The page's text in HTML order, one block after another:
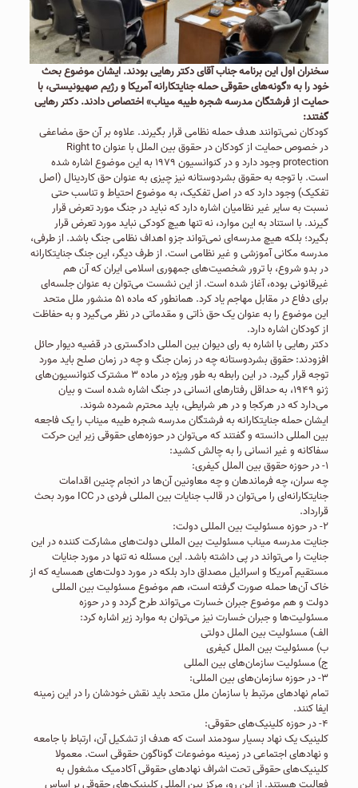
سخنران اول این برنامه جناب آقای دکتر رهایی بودند. ایشان موضوع بحث
خود را به «گونه‌های حقوقی حمله جنایتکارانه آمریکا و رژیم صهیونیستی، با
حمایت از فرشتگان مدرسه شجره طیبه میناب» اختصاص دادند. دکتر رهایی
گفتند:
کودکان نمی‌توانند هدف حمله نظامی قرار بگیرند. علاوه بر آن حق مضاعفی
در خصوص حمایت از کودکان در حقوق بین الملل با عنوان Right to
protection وجود دارد و در کنوانسیون ۱۹۷۹ به این موضوع اشاره شده
است. با توجه به حقوق بشردوستانه نیز چیزی به عنوان حق کاردینال (اصل
تفکیک) وجود دارد که در اصل تفکیک، به موضوع احتیاط و تناسب حتی
نسبت به سایر غیر نظامیان اشاره دارد که نباید در جنگ مورد تعرض قرار
گیرند. با استناد به این موارد، نه تنها هیچ کودکی نباید مورد تعرض قرار
بگیرد؛ بلکه هیچ مدرسه‌ای نمی‌تواند جزو اهداف نظامی جنگ باشد. از طرفی،
مدرسه مکانی آموزشی و غیر نظامی است. از طرف دیگر، این جنگ جنایتکارانه
در بدو شروع، با ترور شخصیت‌های جمهوری اسلامی ایران که آن هم
غیرقانونی بوده، آغاز شده است. از این نشست می‌توان به عنوان جلسه‌ای
برای دفاع در مقابل مهاجم یاد کرد. همانطور که ماده ۵۱ منشور ملل متحد
این موضوع را به عنوان یک حق ذاتی و مقدماتی در نظر می‌گیرد و به حفاظت
از کودکان اشاره دارد.
دکتر رهایی با اشاره به رای دیوان بین المللی دادگستری در قضیه دیوار حائل
افزودند: حقوق بشردوستانه چه در زمان جنگ و چه در زمان صلح باید مورد
توجه قرار گیرد. در این رابطه به طور ویژه در ماده ۳ مشترک کنوانسیون‌های
ژنو ۱۹۴۹، به حداقل رفتارهای انسانی در جنگ اشاره شده است و بیان
می‌دارد که در هرکجا و در هر شرایطی، باید محترم شمرده شوند.
ایشان حمله جنایتکارانه به فرشتگان مدرسه شجره طیبه میناب را یک فاجعه
بین المللی دانسته و گفتند که می‌توان در حوزه‌های حقوقی زیر این حرکت
سفاکانه و غیر انسانی را به چالش کشید:
۱- در حوزه حقوق بین الملل کیفری:
چه سران، چه فرماندهان و چه معاونین آن‌ها در انجام چنین اقدامات
جنایتکارانه‌ای را می‌توان در قالب جنایات بین المللی فردی در ICC مورد بحث
قرارداد.
۲- در حوزه مسئولیت بین المللی دولت:
جنایت مدرسه میناب مسئولیت بین المللی دولت‌های مشارکت کننده در این
جنایت را می‌تواند در پی داشته باشد. این مسئله نه تنها در مورد جنایات
مستقیم آمریکا و اسرائیل مصداق دارد بلکه در مورد دولت‌های همسایه که از
خاک آن‌ها حمله صورت گرفته است، هم موضوع مسئولیت بین المللی
دولت و هم موضوع جبران خسارت می‌تواند طرح گردد و در حوزه
مسئولیت‌ها و جبران خسارت نیز می‌توان به موارد زیر اشاره کرد:
الف) مسئولیت بین الملل دولتی
ب) مسئولیت بین الملل کیفری
ج) مسئولیت سازمان‌های بین المللی
۳- در حوزه سازمان‌های بین المللی:
تمام نهادهای مرتبط با سازمان ملل متحد باید نقش خودشان را در این زمینه
ایفا کنند.
۴- در حوزه کلینیک‌های حقوقی:
کلینیک یک نهاد بسیار سودمند است که هدف از تشکیل آن، ارتباط با جامعه
و نهادهای اجتماعی در زمینه موضوعات گوناگون حقوقی است. معمولا
کلینیک‌های حقوقی تحت اشراف نهادهای حقوقی آکادمیک مشغول به
فعالیت هستند. از این رو، مرکز بین المللی کلینیک‌های حقوقی بر اساس